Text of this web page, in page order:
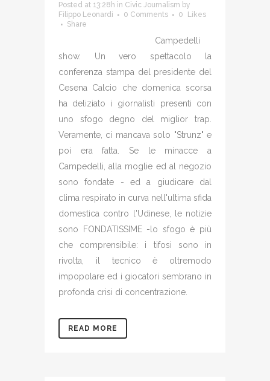
Posted at 13:28h in Civic Journalism by
Filippo Leonardi
0 Comments 0
Likes
Share
Campedelli
show. Un vero spettacolo la
conferenza stampa del presidente del
Cesena Calcio che domenica scorsa
ha deliziato i giornalisti presenti con
uno sfogo degno del miglior trap.
Veramente, ci mancava solo "Strunz" e
poi era fatta. Se le minacce a
Campedelli, alla moglie ed al negozio
sono fondate - ed a giudicare dal
clima respirato in curva nell'ultima sfida
domestica contro l'Udinese, le notizie
sono FONDATISSIME -lo sfogo è più
che comprensibile: i tifosi sono in
rivolta, il tecnico è oltremodo
impopolare ed i giocatori sembrano in
profonda crisi di concentrazione.
READ MORE